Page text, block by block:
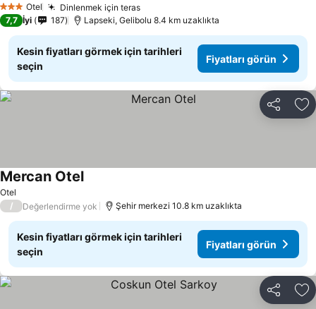
3 YıldızOtel Dinlenmek için teras
7,7 İyi 187 Lapseki, Gelibolu 8.4 km uzaklıkta
Kesin fiyatları görmek için tarihleri
seçin
Fiyatları görün
Paylaş
Otel
Mercan Otel
/ Değerlendirme yok Şehir merkezi 10.8 km uzaklıkta
Kesin fiyatları görmek için tarihleri
seçin
Fiyatları görün
Paylaş